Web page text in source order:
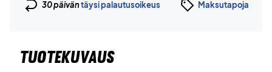
30 päiväntäysi palautusoikeus Maksutapoja
TUOTEKUVAUS